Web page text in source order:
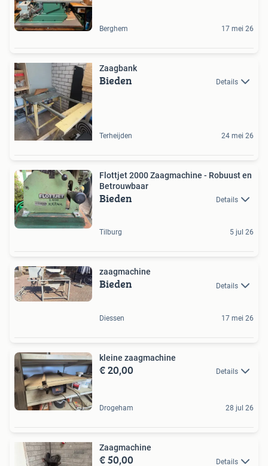
Berghem 17 mei 26
Zaagbank
Bieden Details
Terheijden 24 mei 26
Flottjet 2000 Zaagmachine - Robuust en
Betrouwbaar
Bieden Details
Tilburg 5 jul 26
zaagmachine
Bieden Details
Diessen 17 mei 26
kleine zaagmachine
€ 20,00 Details
Drogeham 28 jul 26
Zaagmachine
€ 50,00 Details